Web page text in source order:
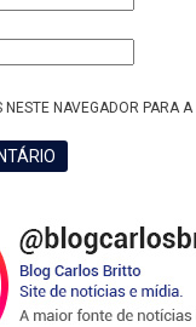
NAVEGADOR PARA